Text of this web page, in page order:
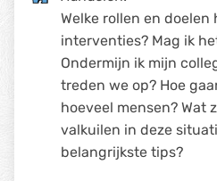
Welke rollen en doelen
interventies? Mag ik
Ondermijn ik mijn
treden we op? Hoe
hoeveel mensen? Wat
valkuilen in deze
belangrijkste tips?